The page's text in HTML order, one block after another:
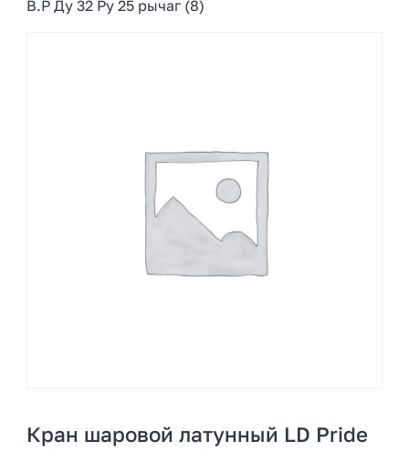
B.Р Ду 32 Ру 25 рычаг (8)
Кран шаровой латунный LD Pride